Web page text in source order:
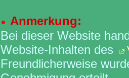
Anmerkung:
Bei dieser Website
Website-Inhalten des
Freundlicherweise